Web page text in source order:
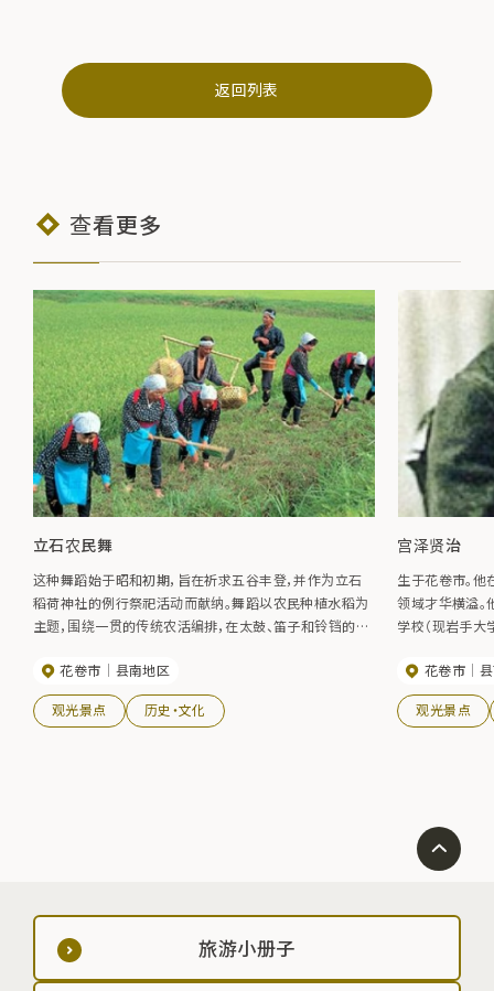
返回列表
查看更多
立石农民舞
这种舞蹈始于昭和初期，旨在祈求五谷丰登，并作为立石
稻荷神社的例行祭祀活动而献纳。舞蹈以农民种植水稻为
主题，围绕一贯的传统农活编排，在太鼓、笛子和铃铛的节
文化遗产。
花卷市 县南地区
观光景点 历史・文化
宫泽贤治
生于花卷市。他
领域才华横溢
学校（现岩手大
面，他出版了
of Many Orders
从他的作品中
花卷市
观光景点
旅游小册子